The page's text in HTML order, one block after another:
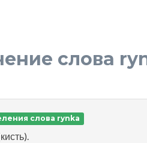
слова
слова rynka